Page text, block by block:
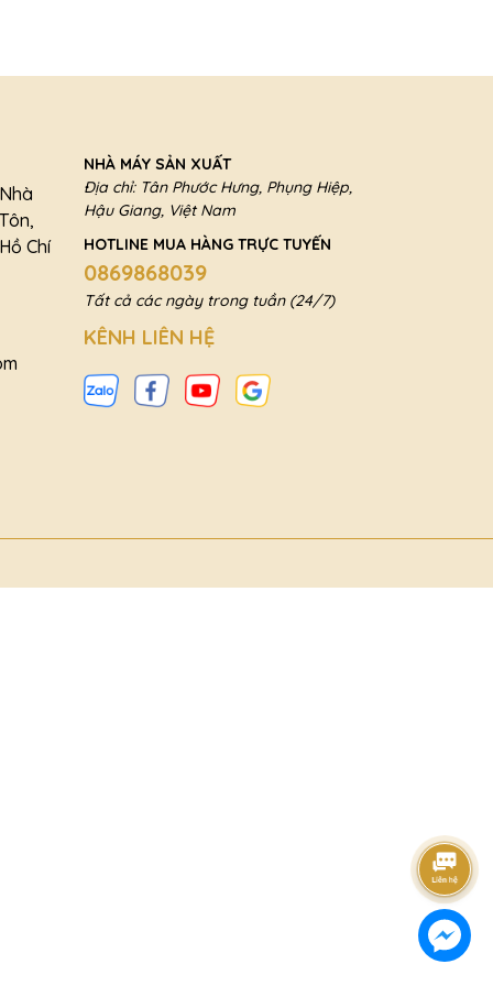
Chí
NHÀ MÁY SẢN XUẤT
Địa chỉ: Tân Phước Hưng, Phụng Hiệp,
Hậu Giang, Việt Nam
HOTLINE MUA HÀNG TRỰC TUYẾN
0869868039
Tất cả các ngày trong tuần (24/7)
KÊNH LIÊN HỆ